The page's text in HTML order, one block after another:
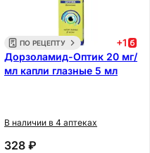
ПО РЕЦЕПТУ +1
Дорзоламид-Оптик 20 мг/
мл капли глазные 5 мл
В наличии в 4 аптеках
328 ₽